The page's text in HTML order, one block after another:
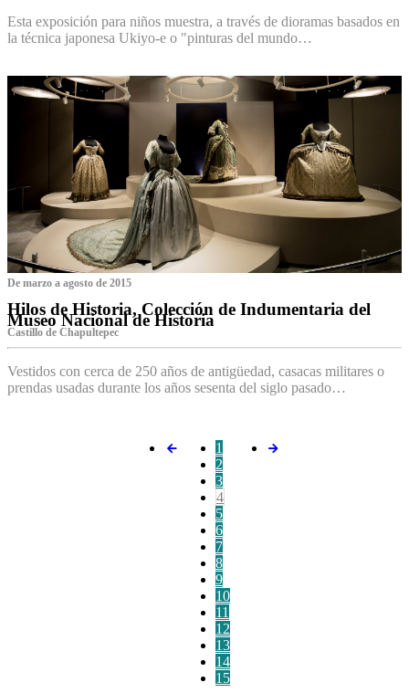
Esta exposición para niños muestra, a través de dioramas basados en
la técnica japonesa Ukiyo-e o "pinturas del mundo…
De marzo a agosto de 2015
Hilos de Historia, Colección de Indumentaria del
Museo Nacional de Historia
Castillo de Chapultepec
Vestidos con cerca de 250 años de antigüedad, casacas militares o
prendas usadas durante los años sesenta del siglo pasado…
1
2
3
4
5
6
7
8
9
10
11
12
13
14
15